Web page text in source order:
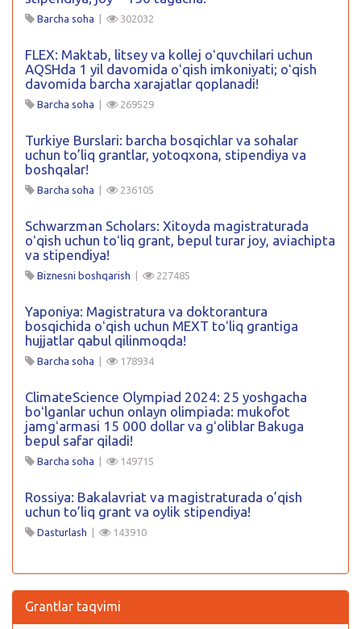
Barcha soha 302032
FLEX: Maktab, litsey va kollej oʻquvchilari uchun
AQSHda 1 yil davomida oʻqish imkoniyati; oʻqish
davomida barcha xarajatlar qoplanadi!
Barcha soha 269529
Turkiye Burslari: barcha bosqichlar va sohalar
uchun to’liq grantlar, yotoqxona, stipendiya va
boshqalar!
Barcha soha 236105
Schwarzman Scholars: Xitoyda magistraturada
oʻqish uchun toʻliq grant, bepul turar joy, aviachipta
va stipendiya!
Biznesni boshqarish 227485
Yaponiya: Magistratura va doktorantura
bosqichida oʻqish uchun MEXT toʻliq grantiga
hujjatlar qabul qilinmoqda!
Barcha soha 178934
ClimateScience Olympiad 2024: 25 yoshgacha
boʻlganlar uchun onlayn olimpiada: mukofot
jamgʻarmasi 15 000 dollar va gʻoliblar Bakuga
bepul safar qiladi!
Barcha soha 149715
Rossiya: Bakalavriat va magistraturada o’qish
uchun to’liq grant va oylik stipendiya!
Dasturlash 143910
Grantlar taqvimi